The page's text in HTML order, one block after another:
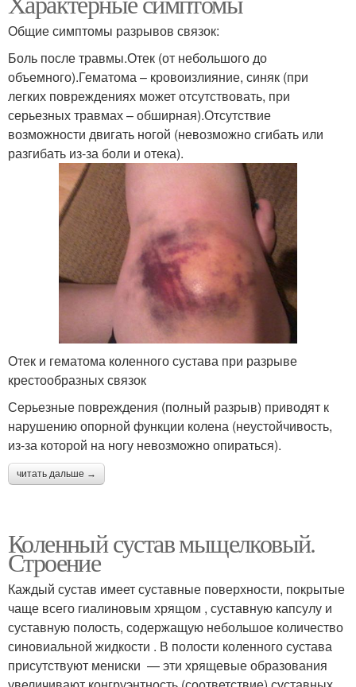
Общие симптомы разрывов связок:
Боль после травмы.Отек (от небольшого до
объемного).Гематома – кровоизлияние, синяк (при
легких повреждениях может отсутствовать, при
серьезных травмах – обширная).Отсутствие
возможности двигать ногой (невозможно сгибать или
разгибать из-за боли и отека).
Отек и гематома коленного сустава при разрыве
крестообразных связок
Серьезные повреждения (полный разрыв) приводят к
нарушению опорной функции колена (неустойчивость,
из-за которой на ногу невозможно опираться).
читать дальше →
Коленный сустав мыщелковый.
Строение
Каждый сустав имеет суставные поверхности, покрытые
чаще всего гиалиновым хрящом , суставную капсулу и
суставную полость, содержащую небольшое количество
синовиальной жидкости . В полости коленного сустава
присутствуют мениски — эти хрящевые образования